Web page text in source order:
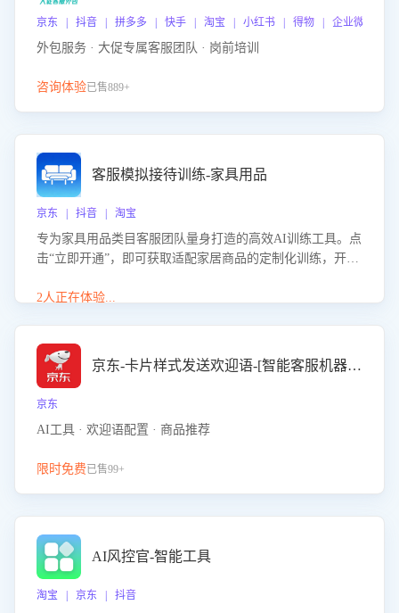
京东 | 抖音 | 拼多多 | 快手 | 淘宝 | 小红书 | 得物 | 企业微信
外包服务 · 大促专属客服团队 · 岗前培训
咨询体验已售889+
客服模拟接待训练-家具用品
京东 | 抖音 | 淘宝
专为家具用品类目客服团队量身打造的高效AI训练工具。点
击“立即开通”，即可获取适配家居商品的定制化训练，开启
能、尺寸参数咨询等高频场景下的专业应对能力。
2人正在体验...
京东-卡片样式发送欢迎语-[智能客服机器人]
京东
AI工具 · 欢迎语配置 · 商品推荐
限时免费已售99+
AI风控官-智能工具
淘宝 | 京东 | 抖音